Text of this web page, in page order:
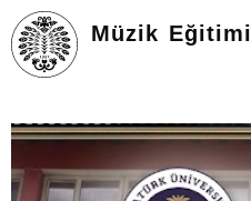
Müzik Eğitimi